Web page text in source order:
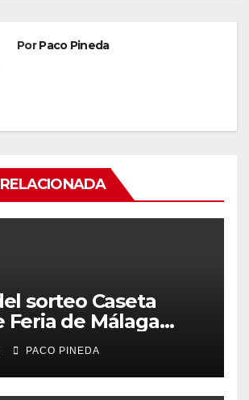
PorPaco Pineda
sorteo Caseta
Feria de Málaga
PACO PINEDA